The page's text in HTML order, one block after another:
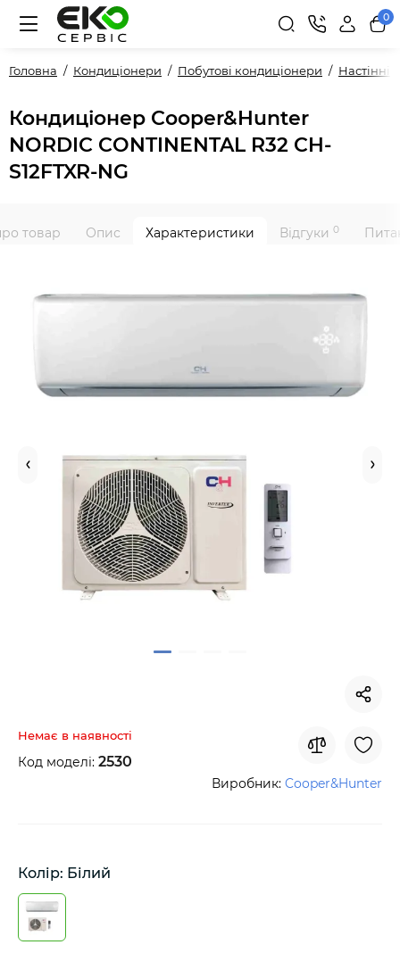
0
Головна Кондиціонери Побутові кондиціонери Настінні
Кондиціонер Cooper&Hunter
NORDIC CONTINENTAL R32 CH-
S12FTXR-NG
товар Опис Характеристики Відгуки 0
Немає в наявності
Код моделі: 2530
Виробник: Cooper&Hunter
Колір: Білий